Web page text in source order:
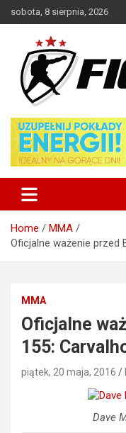
to
sobota, 8 sierpnia, 2026
Home
MMA
Oficjalne ważenie przed
MMA
Oficjalne
155:
piątek, 20 maja, 2016
Dave